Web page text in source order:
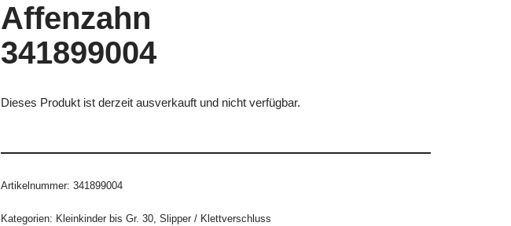
Affenzahn
341899004
Dieses Produkt ist derzeit ausverkauft und nicht verfügbar.
Artikelnummer: 341899004
Kategorien: Kleinkinder bis Gr. 30, Slipper / Klettverschluss